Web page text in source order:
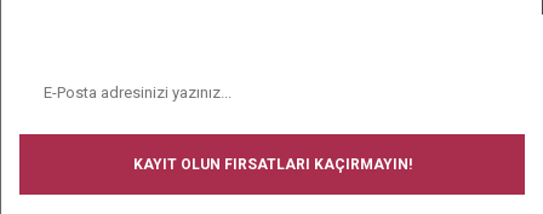
KAYIT OLUN FIRSATLARI KAÇIRMAYIN!